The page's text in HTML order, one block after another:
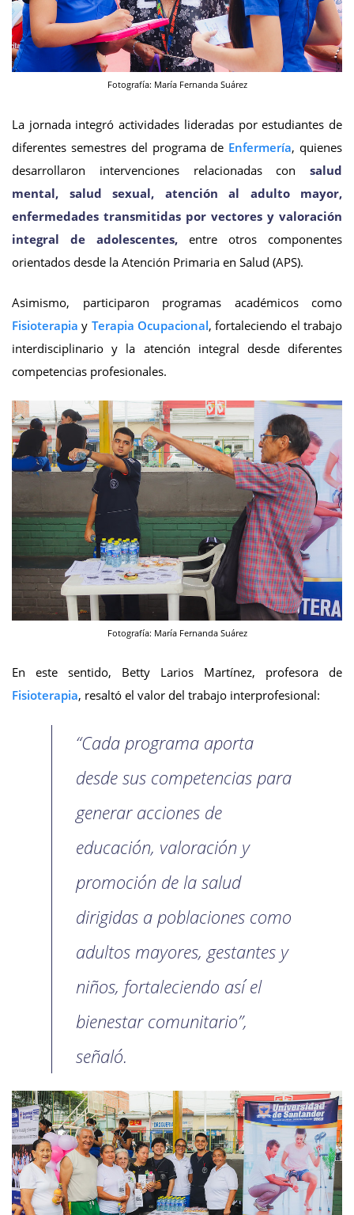
Fotografía: María Fernanda Suárez
La jornada integró actividades lideradas por estudiantes de
diferentes semestres del programa de Enfermería, quienes
desarrollaron intervenciones relacionadas con salud
mental, salud sexual, atención al adulto mayor,
enfermedades transmitidas por vectores y valoración
integral de adolescentes, entre otros componentes
orientados desde la Atención Primaria en Salud (APS).
Asimismo, participaron programas académicos como
Fisioterapia y Terapia Ocupacional, fortaleciendo el trabajo
interdisciplinario y la atención integral desde diferentes
competencias profesionales.
Fotografía: María Fernanda Suárez
En este sentido, Betty Larios Martínez, profesora de
Fisioterapia, resaltó el valor del trabajo interprofesional:
“Cada programa aporta
desde sus competencias para
generar acciones de
educación, valoración y
promoción de la salud
dirigidas a poblaciones como
adultos mayores, gestantes y
niños, fortaleciendo así el
bienestar comunitario”,
señaló.